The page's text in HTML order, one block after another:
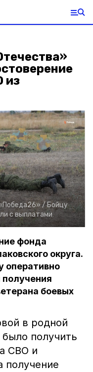
из
/Бойцу
с выплатами
фонда
округа.
оперативно
боевых
в родной
получить
СВО и
получение